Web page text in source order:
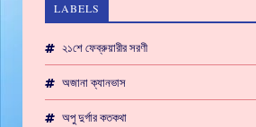
LABELS
২১শে ফেব্রুয়ারীর সরণী
অজানা ক্যানভাস
অপু দুর্গার কতকথা